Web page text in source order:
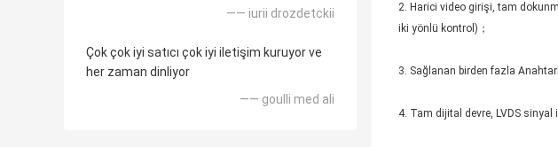
—— iurii drozdetckii
Çok çok iyi satıcı çok iyi iletişim kuruyor ve
her zaman dinliyor
—— goulli med ali
2. Harici video girişi, tam
iki yönlü kontrol)；
3. Sağlanan birden fazla
4. Tam dijital devre, LVDS